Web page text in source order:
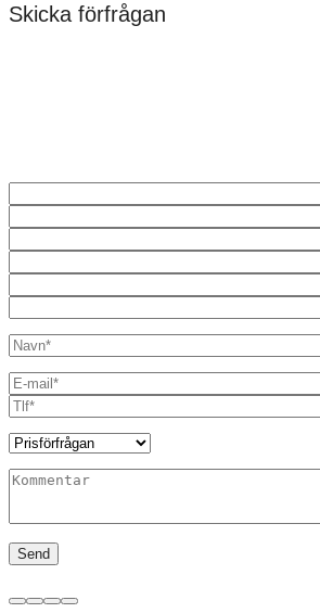
Skicka förfrågan